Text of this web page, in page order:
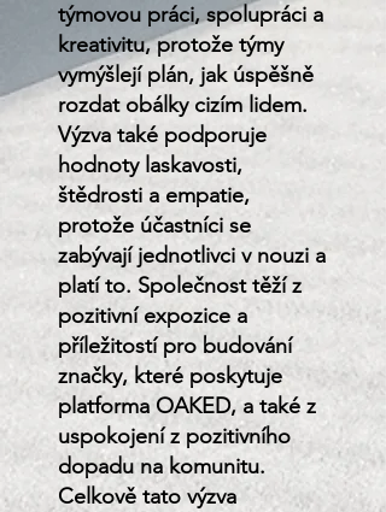
týmovou práci, spolupráci a
kreativitu, protože týmy
vymýšlejí plán, jak úspěšně
rozdat obálky cizím lidem.
Výzva také podporuje
hodnoty laskavosti,
štědrosti a empatie,
protože účastníci se
zabývají jednotlivci v nouzi a
platí to. Společnost těží z
pozitivní expozice a
příležitostí pro budování
značky, které poskytuje
platforma OAKED, a také z
uspokojení z pozitivního
dopadu na komunitu.
Celkově tato výzva